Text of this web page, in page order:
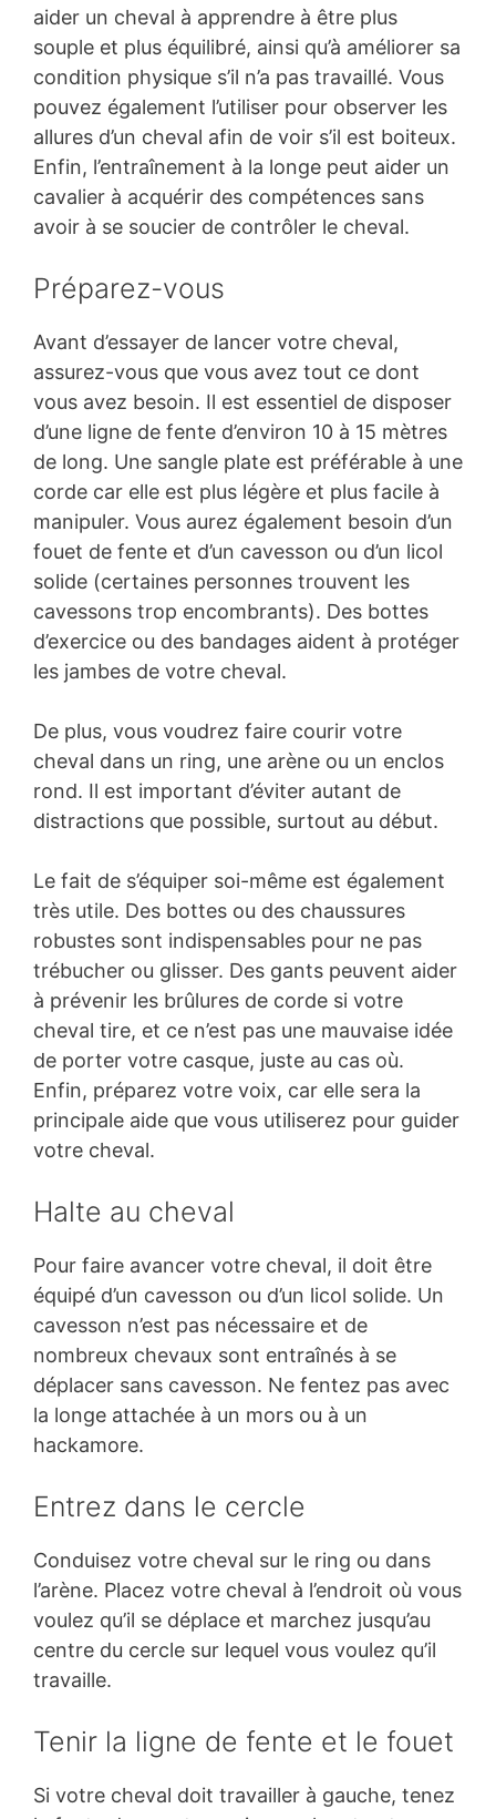
aider un cheval à apprendre à être plus
souple et plus équilibré, ainsi qu’à améliorer sa
condition physique s’il n’a pas travaillé. Vous
pouvez également l’utiliser pour observer les
allures d’un cheval afin de voir s’il est boiteux.
Enfin, l’entraînement à la longe peut aider un
cavalier à acquérir des compétences sans
avoir à se soucier de contrôler le cheval.
Préparez-vous
Avant d’essayer de lancer votre cheval,
assurez-vous que vous avez tout ce dont
vous avez besoin. Il est essentiel de disposer
d’une ligne de fente d’environ 10 à 15 mètres
de long. Une sangle plate est préférable à une
corde car elle est plus légère et plus facile à
manipuler. Vous aurez également besoin d’un
fouet de fente et d’un cavesson ou d’un licol
solide (certaines personnes trouvent les
cavessons trop encombrants). Des bottes
d’exercice ou des bandages aident à protéger
les jambes de votre cheval.
De plus, vous voudrez faire courir votre
cheval dans un ring, une arène ou un enclos
rond. Il est important d’éviter autant de
distractions que possible, surtout au début.
Le fait de s’équiper soi-même est également
très utile. Des bottes ou des chaussures
robustes sont indispensables pour ne pas
trébucher ou glisser. Des gants peuvent aider
à prévenir les brûlures de corde si votre
cheval tire, et ce n’est pas une mauvaise idée
de porter votre casque, juste au cas où.
Enfin, préparez votre voix, car elle sera la
principale aide que vous utiliserez pour guider
votre cheval.
Halte au cheval
Pour faire avancer votre cheval, il doit être
équipé d’un cavesson ou d’un licol solide. Un
cavesson n’est pas nécessaire et de
nombreux chevaux sont entraînés à se
déplacer sans cavesson. Ne fentez pas avec
la longe attachée à un mors ou à un
hackamore.
Entrez dans le cercle
Conduisez votre cheval sur le ring ou dans
l’arène. Placez votre cheval à l’endroit où vous
voulez qu’il se déplace et marchez jusqu’au
centre du cercle sur lequel vous voulez qu’il
travaille.
Tenir la ligne de fente et le fouet
Si votre cheval doit travailler à gauche, tenez